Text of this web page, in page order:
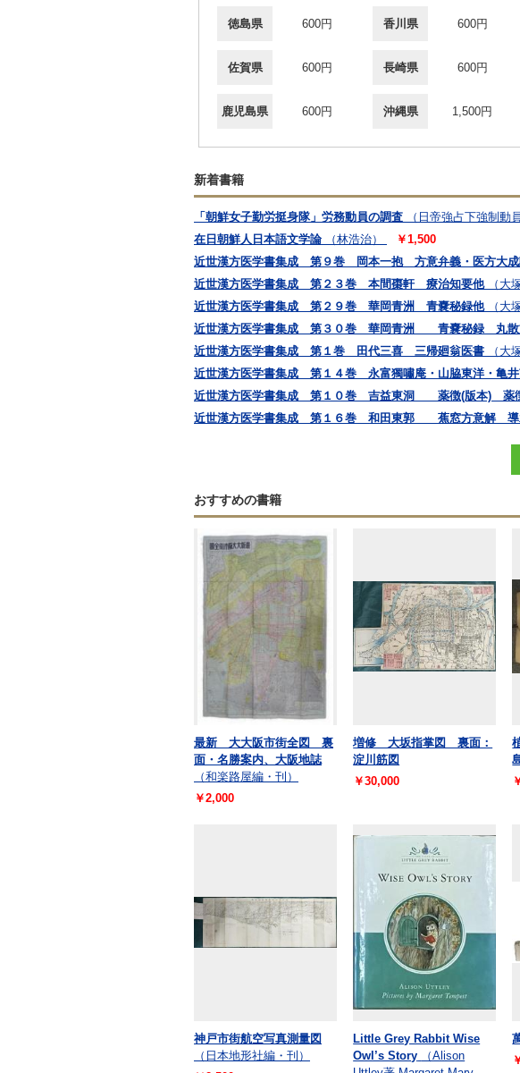
徳島県 600円 香川県 600円
佐賀県 600円 長崎県 600円
鹿児島県 600円 沖縄県 1,500円
新着書籍
「朝鮮女子勤労挺身隊」労務動員の調査 （日帝強占下強制動
在日朝鮮人日本語文学論
（林浩治）
￥1,500
近世漢方医学書集成 第９巻 岡本一抱 方意弁義・医方大成
近世漢方医学書集成 第２３巻 本間棗軒 療治知要他
（大
近世漢方医学書集成 第２９巻 華岡青洲 青嚢秘録他
（大
近世漢方医学書集成 第３０巻 華岡青洲 青嚢秘録 丸
近世漢方医学書集成 第１巻 田代三喜 三帰廻翁医書
（大
近世漢方医学書集成 第１４巻 永富獨嘯庵・山脇東洋・亀
近世漢方医学書集成 第１０巻 吉益東洞 薬徴(版本) 薬
近世漢方医学書集成 第１６巻 和田東郭 蕉窓方意解 導
おすすめの書籍
最新 大大阪市街全図 裏
面・名勝案内、大阪地誌
（和楽路屋編・刊）
￥2,000
増修 大坂指掌図 裏面：
淀川筋図
￥30,000
神戸市街航空写真測量図
（日本地形社編・刊）
Little Grey Rabbit Wise
Owl’s Story
（Alison